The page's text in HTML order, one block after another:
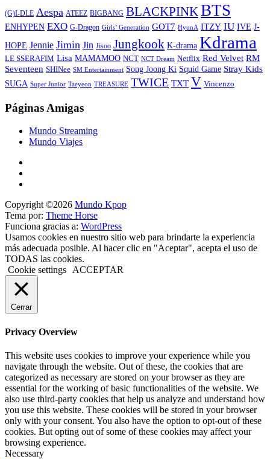
(G)I-DLE Aespa ATEEZ BIGBANG BLACKPINKBTS
ENHYPEN EXO G-Dragon Girls’ Generation GOT7 HyunA ITZY IU IVE J-
HOPE Jennie Jimin Jin Jisoo Jungkook K-drama Kdrama
LE SSERAFIM Lisa MAMAMOO NCT NCT Dream Netflix Red Velvet RM
Seventeen SHINee SM Entertainment Song Joong Ki Squid Game Stray Kids
SUGA Super Junior Taeyeon TREASURE TWICE TXT V Vincenzo
Páginas Amigas
Mundo Streaming
Mundo Viajes
Copyright ©2026 Mundo Kpop
Tema por: Theme Horse
Funciona gracias a: WordPress
Usamos cookies en nuestro sitio web para brindarte la experiencia
más adecuada posible. Al hacer clic en "Aceptar", acepta el uso de
TODAS las cookies.
Cookie settings
ACCEPTAR
Cerrar
Privacy Overview
This website uses cookies to improve your experience while you
navigate through the website. Out of these, the cookies that are
categorized as necessary are stored on your browser as they are
essential for the working of basic functionalities of the website. We
also use third-party cookies that help us analyze and understand how
you use this website. These cookies will be stored in your browser
only with your consent. You also have the option to opt-out of these
cookies. But opting out of some of these cookies may affect your
browsing experience.
Necessary